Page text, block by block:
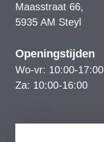
Maasstraat 66,
5935 AM Steyl
Openingstijden
Wo-vr: 10:00-17:00
Za: 10:00-16:00